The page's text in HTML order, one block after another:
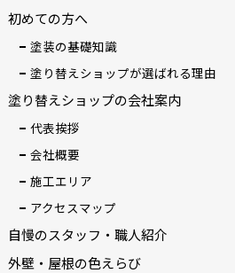
初めての方へ
塗装の基礎知識
塗り替えショップが選ばれる理由
塗り替えショップの会社案内
代表挨拶
会社概要
施工エリア
アクセスマップ
自慢のスタッフ・職人紹介
外壁・屋根の色えらび